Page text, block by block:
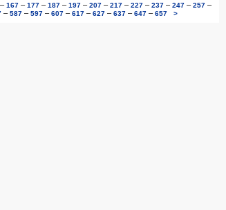
– 167 – 177 – 187 – 197 – 207 – 217 – 227 – 237 – 247 – 257 –
– 587– 597– 607– 617– 627– 637– 647– 657 >